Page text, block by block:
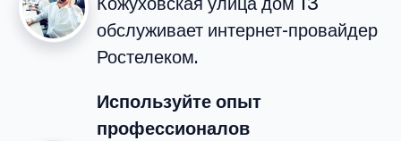
обслуживает интернет-провайдер
Ростелеком.
Используйте опыт
профессионалов